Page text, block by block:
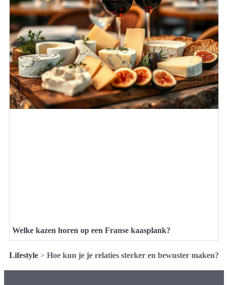
Welke kazen horen op een Franse kaasplank?
Lifestyle > Hoe kun je je relaties sterker en bewuster maken?